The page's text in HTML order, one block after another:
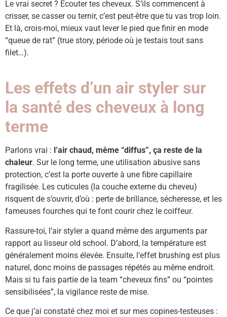
Le vrai secret ? Écouter tes cheveux. S’ils commencent à
crisser, se casser ou ternir, c’est peut-être que tu vas trop loin.
Et là, crois-moi, mieux vaut lever le pied que finir en mode
“queue de rat” (true story, période où je testais tout sans
filet…).
Les effets d’un air styler sur
la santé des cheveux à long
terme
Parlons vrai : l’air chaud, même “diffus”, ça reste de la
chaleur. Sur le long terme, une utilisation abusive sans
protection, c’est la porte ouverte à une fibre capillaire
fragilisée. Les cuticules (la couche externe du cheveu)
risquent de s’ouvrir, d’où : perte de brillance, sécheresse, et les
fameuses fourches qui te font courir chez le coiffeur.
Rassure-toi, l’air styler a quand même des arguments par
rapport au lisseur old school. D’abord, la température est
généralement moins élevée. Ensuite, l’effet brushing est plus
naturel, donc moins de passages répétés au même endroit.
Mais si tu fais partie de la team “cheveux fins” ou “pointes
sensibilisées”, la vigilance reste de mise.
Ce que j’ai constaté chez moi et sur mes copines-testeuses :